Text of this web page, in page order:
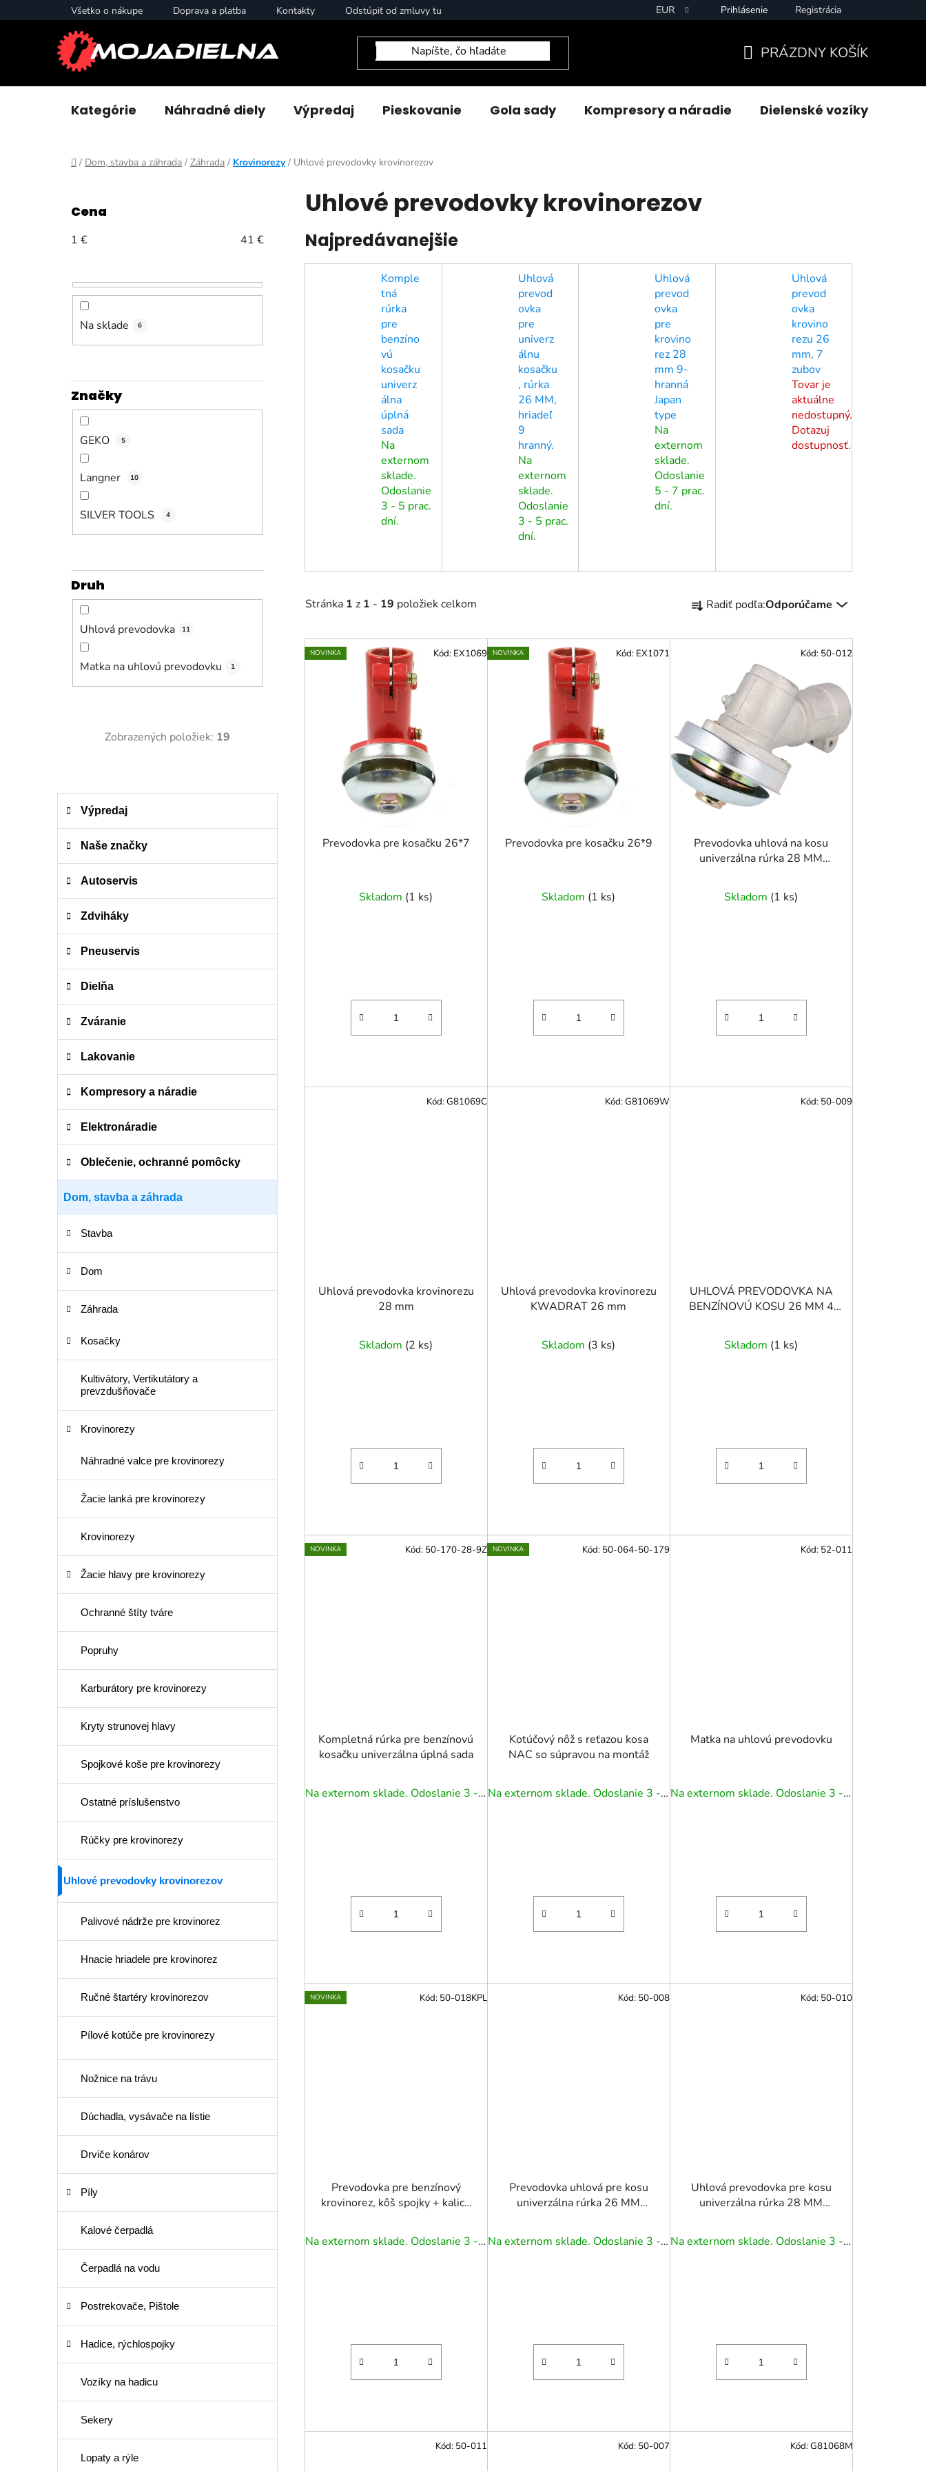
na
Všetko o nákupe Doprava a platba Kontakty Odstúpiť od zmluvy tu EUR Prihlásenie Registrácia
KOŠÍK
PRÁZDNY KOŠÍK
Kategórie Náhradné diely Výpredaj Pieskovanie Gola sady Kompresory a náradie Dielenské vozíky
Domov
/ Dom, stavba a záhrada / Záhrada / Krovinorezy / Uhlové prevodovky krovinorezov
Cena
1 € 41 €
Na sklade 6
Značky
GEKO 5
Langner 10
SILVER TOOLS 4
Druh
Uhlová prevodovka 11
Matka na uhlovú prevodovku 1
Zobrazených položiek: 19
kategórie
K
t
g
Výpredaj
Naše značky
Autoservis
Zdviháky
Pneuservis
Dielňa
Zváranie
Lakovanie
Kompresory a náradie
Elektronáradie
Oblečenie, ochranné pomôcky
Dom, stavba a záhrada
Stavba
Dom
Záhrada
Kosačky
Kultivátory, Vertikutátory a
prevzdušňovače
Krovinorezy
Náhradné valce pre krovinorezy
Žacie lanká pre krovinorezy
Krovinorezy
Žacie hlavy pre krovinorezy
Ochranné štíty tváre
Popruhy
Karburátory pre krovinorezy
Kryty strunovej hlavy
Spojkové koše pre krovinorezy
Ostatné príslušenstvo
Rúčky pre krovinorezy
Uhlové prevodovky krovinorezov
Palivové nádrže pre krovinorez
Hnacie hriadele pre krovinorez
Ručné štartéry krovinorezov
Pílové kotúče pre krovinorezy
Nožnice na trávu
Dúchadla, vysávače na lístie
Drviče konárov
Píly
Kalové čerpadlá
Čerpadlá na vodu
Postrekovače, Pištole
Hadice, rýchlospojky
Vozíky na hadicu
Sekery
Lopaty a rýle
Uhlové prevodovky krovinorezov
Najpredávanejšie
Komple
tná
rúrka
pre
benzíno
vú
kosačku
univerz
álna
úplná
sada
Na
externom
sklade.
Odoslanie
3 - 5 prac.
dní.
Uhlová
prevod
ovka
pre
univerz
álnu
kosačku
, rúrka
26 MM,
hriadeľ
9
hranný.
Na
externom
sklade.
Odoslanie
3 - 5 prac.
dní.
Uhlová
prevod
ovka
pre
krovino
rez 28
mm 9-
hranná
Japan
type
Na
externom
sklade.
Odoslanie
5 - 7 prac.
dní.
Uhlová
prevod
ovka
krovino
rezu 26
mm, 7
zubov
Tovar je
aktuálne
nedostupný.
Dotazuj
dostupnosť.
Stránka 1 z 1 - 19 položiek celkom a
p
r
o
d
u
o
v
Radiť podľa:Odporúčame
V
ýNOVINKA
Prevodovka pre kosačku 26*7
Skladom (1 ks)
Kód: EX1069 NOVINKA
Prevodovka pre kosačku 26*9
Skladom (1 ks)
Kód: EX1071
Prevodovka uhlová na kosu
univerzálna rúrka 28 MM
Skladom (1 ks)
Kód: 50-012
Uhlová prevodovka krovinorezu
28 mm
Skladom (2 ks)
Kód:G81069C
Uhlová prevodovka krovinorezu
KWADRAT 26 mm
Skladom (3 ks)
Kód:G81069W
UHLOVÁ PREVODOVKA NA
BENZÍNOVÚ KOSU 26 MM 4
Skladom (1 ks)
Kód: 50-009
NOVINKA
Kompletná rúrka pre benzínovú
kosačku univerzálna úplná sada
Na externom sklade. Odoslanie 3 - 5 prac. dní.
Kód: 50-170-28-9Z NOVINKA
Kotúčový nôž s reťazou kosa
NAC so súpravou na montáž
Na externom sklade. Odoslanie 3 - 5 prac. dní.
Kód: 50-064-50-179
Matka na uhlovú prevodovku
Na externom sklade. Odoslanie 3 - 5 prac. dní.
Kód: 52-011
NOVINKA
Prevodovka pre benzínový
krovinorez, kôš spojky + kalich
Na externom sklade. Odoslanie 3 - 5 prac. dní.
Kód: 50-018KPL
Prevodovka uhlová pre kosu
univerzálna rúrka 26 MM
Na externom sklade. Odoslanie 3 - 5 prac. dní.
Kód: 50-008
Uhlová prevodovka pre kosu
univerzálna rúrka 28 MM
Na externom sklade. Odoslanie 3 - 5 prac. dní.
Kód: 50-010
Kód: 50-011 Kód: 50-007 Kód:G81068M